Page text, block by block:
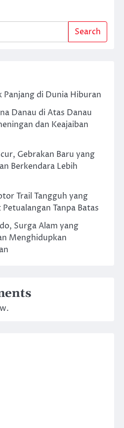
Search
Panjang di Dunia Hiburan
Danau di Atas Danau
dan Keajaiban
Gebrakan Baru yang
Berkendara Lebih
Trail Tangguh yang
Tanpa Batas
Surga Alam yang
Menghidupkan